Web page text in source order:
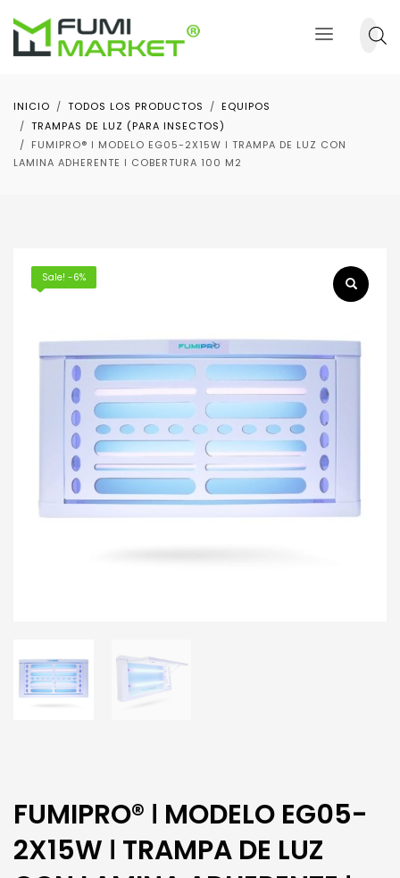
INICIO TODOS LOS PRODUCTOS
EQUIPOS
TRAMPAS DE LUZ (PARA INSECTOS)
FUMIPRO® ǀ MODELO EG05-2X15W ǀ TRAMPA DE LUZ CON
LAMINA ADHERENTE ǀ COBERTURA 100 M2
Sale! -6%
FUMIPRO® ǀ MODELO EG05-
2X15W ǀ TRAMPA DE LUZ